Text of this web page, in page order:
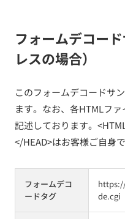
フォームデコー
レスの場合）
このフォームデコードサ
ます。なお、各HTMLファ
記述しております。
</HEAD>はお客様ご自身
フォームデコ
ードタグ
de.cgi